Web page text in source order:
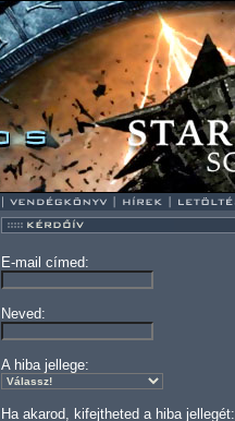
E-mail címed:
Neved:
A hiba jellege:
Ha akarod, kifejtheted a hiba jellegét: